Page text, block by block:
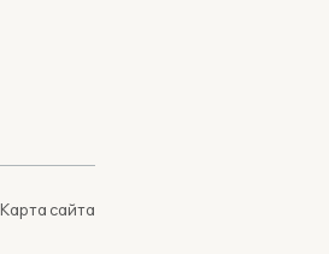
Карта сайта